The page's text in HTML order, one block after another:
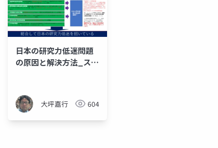
日本の研究力低迷問題
の原因と解決方法_スラ
大坪嘉行 604